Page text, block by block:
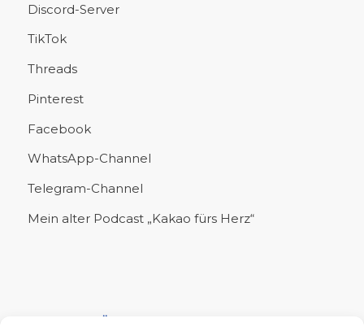
Discord-Server
TikTok
Threads
Pinterest
Facebook
WhatsApp-Channel
Telegram-Channel
Mein alter Podcast „Kakao fürs Herz“